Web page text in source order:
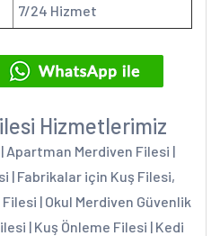
7/24 Hizmet
Hizmetlerimiz
Apartman Merdiven Filesi |
| Fabrikalar için Kuş Filesi,
| Okul Merdiven Güvenlik
| Kuş Önleme Filesi | Kedi